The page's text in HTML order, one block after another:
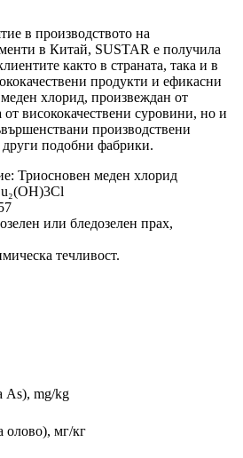
в производството на
в Китай, SUSTAR е получила
както в страната, така и в
продукти и ефикасни
хлорид, произвеждан от
висококачествени суровини, но и
производствени
подобни фабрики.
Триосновен меден хлорид
или бледозелен прах,
течливост.
As), mg/kg
олово), мг/кг